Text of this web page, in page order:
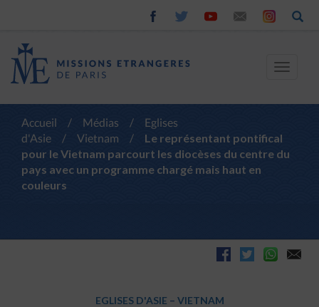
Toggle
Accueil / Médias /
Eglises
d'Asie
/ Vietnam /
Le représentant pontifical
pour le Vietnam parcourt les diocèses du centre du
pays avec un programme chargé mais haut en
couleurs
EGLISES D'ASIE – VIETNAM